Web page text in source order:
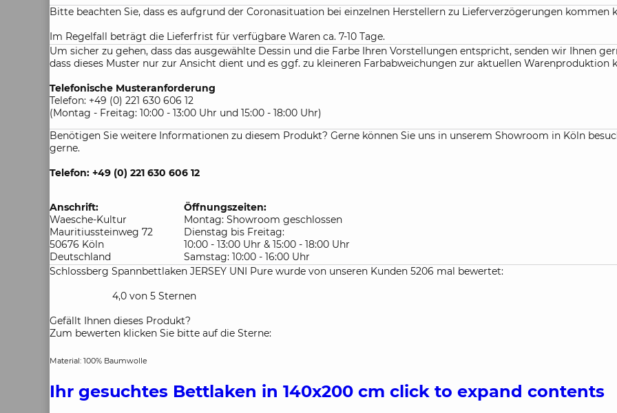
Bitte beachten Sie, dass es aufgrund der Coronasituation bei einzelnen Herstellern zu Lieferverzögerungen kommen
Im Regelfall beträgt die Lieferfrist für verfügbare Waren ca. 7-10 Tage.
Um sicher zu gehen, dass das ausgewählte Dessin und die Farbe Ihren Vorstellungen entspricht, senden wir Ihnen
dass dieses Muster nur zur Ansicht dient und es ggf. zu kleineren Farbabweichungen zur aktuellen Warenproduktion
Telefonische Musteranforderung
Telefon: +49 (0) 221 630 606 12
(Montag - Freitag: 10:00 - 13:00 Uhr und 15:00 - 18:00 Uhr)
Benötigen Sie weitere Informationen zu diesem Produkt? Gerne können Sie uns in unserem Showroom in Köln
gerne.
Telefon: +49 (0) 221 630 606 12
Anschrift:
Waesche-Kultur
Mauritiussteinweg 72
50676 Köln
Deutschland
Öffnungszeiten:
Montag: Showroom geschlossen
Dienstag bis Freitag:
10:00 - 13:00 Uhr & 15:00 - 18:00 Uhr
Samstag: 10:00 - 16:00 Uhr
Schlossberg Spannbettlaken JERSEY UNI Pure wurde von unseren Kunden 5206 mal bewertet:
4,0 von 5 Sternen
Gefällt Ihnen dieses Produkt?
Zum bewerten klicken Sie bitte auf die Sterne:
Material: 100% Baumwolle
Ihr gesuchtes Bettlaken in 140x200 cm click to expand contents